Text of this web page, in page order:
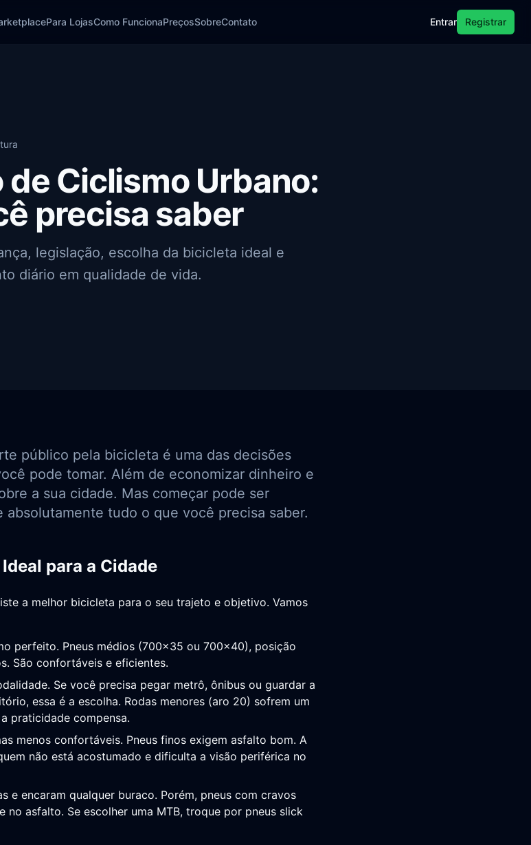
Para LojasComo FuncionaPreçosSobreContato Entrar Registrar
Ciclismo Urbano:
precisa saber
legislação, escolha da bicicleta ideal e
diário em qualidade de vida.
público pela bicicleta é uma das decisões
pode tomar. Além de economizar dinheiro e
a sua cidade. Mas começar pode ser
tudo o que você precisa saber.
para a Cidade
a melhor bicicleta para o seu trajeto e objetivo. Vamos
perfeito. Pneus médios (700x35 ou 700x40), posição
São confortáveis e eficientes.
Se você precisa pegar metrô, ônibus ou guardar a
essa é a escolha. Rodas menores (aro 20) sofrem um
praticidade compensa.
menos confortáveis. Pneus finos exigem asfalto bom. A
não está acostumado e dificulta a visão periférica no
e encaram qualquer buraco. Porém, pneus com cravos
no asfalto. Se escolher uma MTB, troque por pneus slick